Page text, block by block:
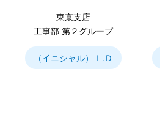
東京支店
工事部 第２グループ
（イニシャル）Ｉ.Ｄ